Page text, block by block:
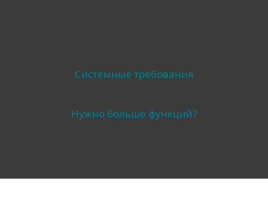
Системные требования
Нужно больше функций?